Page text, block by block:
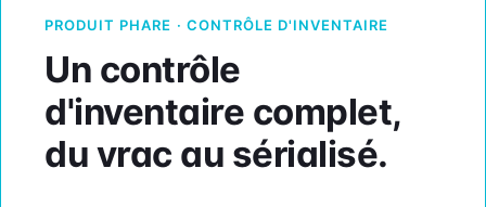
PRODUIT PHARE · CONTRÔLE D'INVENTAIRE
Un contrôle
d'inventaire complet,
du vrac au sérialisé.